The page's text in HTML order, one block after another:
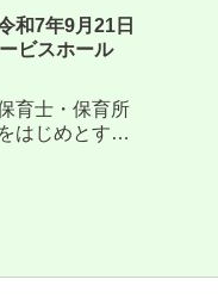
和7年9月21日
ビスホール
育士・保育所
はじめとする